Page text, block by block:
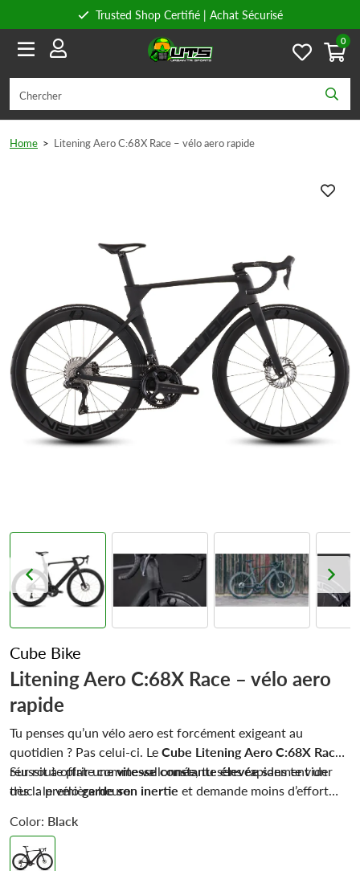
Trusted Shop Certifié | Achat Sécurisé
Conseils personnels
0
Home > Litening Aero C:68X Race – vélo aero rapide
Cube Bike
Litening Aero C:68X Race – vélo aero
rapide
Tu penses qu’un vélo aero est forcément exigeant au
quotidien ? Pas celui-ci. LeCube Litening Aero C:68X Race
réussit à offrir unevitesse constante élevéesans te vider
dès la première heure.
Sur route plate comme vallonnée, tu sens rapidement un
truc : le vélogarde son inertie et demande moins d’effort
cherche en triathlon ou en sortie rapide.
Color: Black